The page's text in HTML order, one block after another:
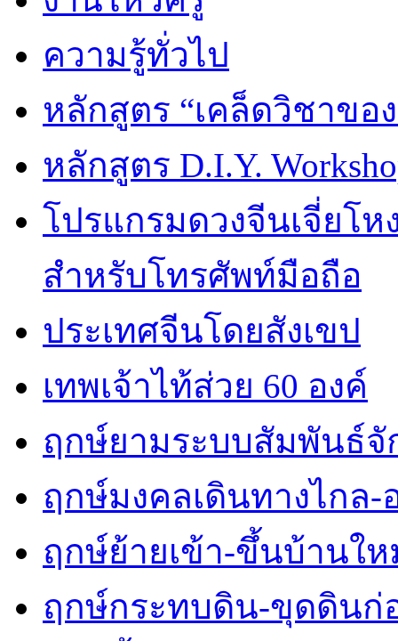
ความรู้ทั่วไป
หลักสูตร “เคล็ดวิชาขอ
หลักสูตร D.I.Y.
โปรแกรมดวงจีนเจี่ยโห
สำหรับโทรศัพท์มือถือ
ประเทศจีนโดยสังเขป
เทพเจ้าไท้ส่วย 60 องค์
ฤกษ์ยามระบบสัมพันธ์จั
ฤกษ์มงคลเดินทางไกล-
ฤกษ์ย้ายเข้า-ขึ้นบ้านใ
ฤกษ์กระทบดิน-ขุดดินก่